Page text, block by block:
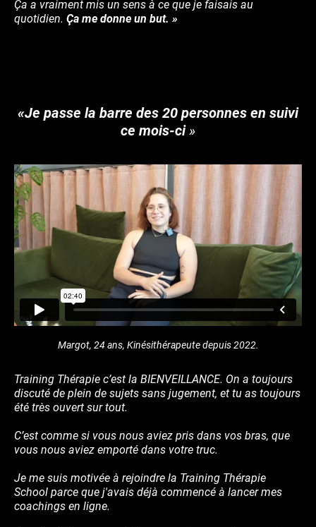
Ça a vraiment mis un sens à ce que je faisais au
quotidien. Ça me donne un but. »
«Je passe la barre des 20 personnes en suivi
ce mois-ci»
Margot, 24 ans, Kinésithérapeute depuis 2022.
Training Thérapie c’est la BIENVEILLANCE. On a toujours
discuté de plein de sujets sans jugement, et tu as toujours
été très ouvert sur tout.
C’est comme si vous nous aviez pris dans vos bras, que
vous nous aviez emporté dans votre truc.
Je me suis motivée à rejoindre la Training Thérapie
School parce que j'avais déjà commencé à lancer mes
coachings en ligne.